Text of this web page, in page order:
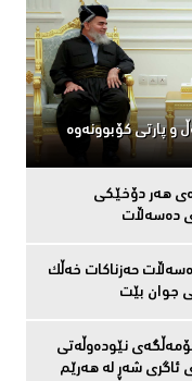
و پارتی كۆبوونه‌وه‌
هەر دۆخێکی
دەسەڵات
حەزناکات خەڵک
جوان بێت
نێودەوڵەتی
ئاگری شەڕ لە هەرێم